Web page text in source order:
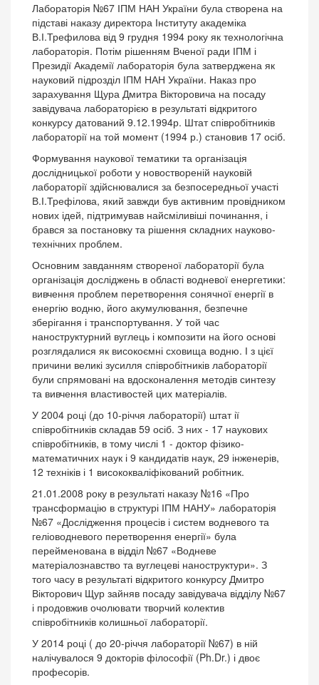
Лабораторія №67 ІПМ НАН України була створена на
підставі наказу директора Інституту академіка
В.І.Трефилова від 9 грудня 1994 року як технологічна
лабораторія. Потім рішенням Вченої ради ІПМ і
Президії Академії лабораторія була затверджена як
науковий підрозділ ІПМ НАН України. Наказ про
зарахування Щура Дмитра Вікторовича на посаду
завідувача лабораторією в результаті відкритого
конкурсу датований 9.12.1994р. Штат співробітників
лабораторії на той момент (1994 р.) становив 17 осіб.
Формування наукової тематики та організація
дослідницької роботи у новоствореній науковій
лабораторії здійснювалися за безпосередньої участі
В.І.Трефілова, який завжди був активним провідником
нових ідей, підтримував найсміливіші починання, і
брався за постановку та рішення складних науково-
технічних проблем.
Основним завданням створеної лабораторії була
організація досліджень в області водневої енергетики:
вивчення проблем перетворення сонячної енергії в
енергію водню, його акумулювання, безпечне
зберігання і транспортування. У той час
наноструктурний вуглець і композити на його основі
розглядалися як високоємні сховища водню. І з цієї
причини великі зусилля співробітників лабораторії
були спрямовані на вдосконалення методів синтезу
та вивчення властивостей цих матеріалів.
У 2004 році (до 10-річчя лабораторії) штат ії
співробітників складав 59 осіб. З них - 17 наукових
співробітників, в тому числі 1 - доктор фізико-
математичних наук і 9 кандидатів наук, 29 інженерів,
12 техніків і 1 висококваліфікований робітник.
21.01.2008 року в результаті наказу №16 «Про
трансформацію в структурі ІПМ НАНУ» лабораторія
№67 «Дослідження процесів і систем водневого та
геліоводневого перетворення енергії» була
перейменована в відділ №67 «Водневе
матеріалознавство та вуглецеві наноструктури». З
того часу в результаті відкритого конкурсу Дмитро
Вікторович Щур зайняв посаду завідувача відділу №67
і продовжив очолювати творчий колектив
співробітників колишньої лабораторії.
У 2014 році ( до 20-річчя лабораторії №67) в ній
налічувалося 9 докторів філософії (Ph.Dr.) і двоє
професорів.